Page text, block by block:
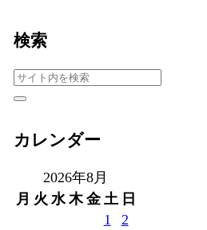
検索
カレンダー
2026年8月
月 火 水 木 金 土 日
1
2